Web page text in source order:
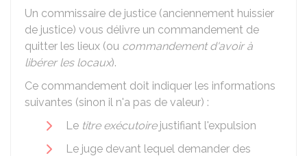
Un commissaire de justice (anciennement huissier
de justice) vous délivre un commandement de
quitter les lieux (ou commandement d'avoir à
libérer les locaux).
Ce commandement doit indiquer les informations
suivantes (sinon il n'a pas de valeur) :
Le titre exécutoirejustifiant l'expulsion
Le juge devant lequel demander des